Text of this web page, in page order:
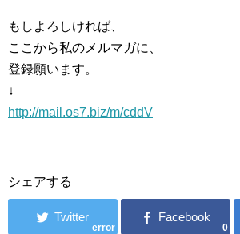
もしよろしければ、
ここから私のメルマガに、
登録願います。
↓
http://mail.os7.biz/m/cddV
シェアする
error 0